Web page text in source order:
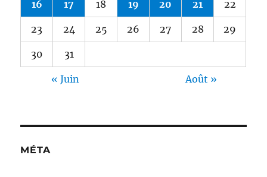
16 17 18 19 20 21 22
23 24 25 26 27 28 29
30 31
« Juin Août »
MÉTA